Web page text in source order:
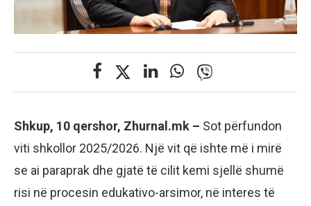
Shkup, 10 qershor, Zhurnal.mk – Sot përfundon
viti shkollor 2025/2026. Një vit që ishte më i mirë
se ai paraprak dhe gjatë të cilit kemi sjellë shumë
risi në procesin edukativo-arsimor, në interes të